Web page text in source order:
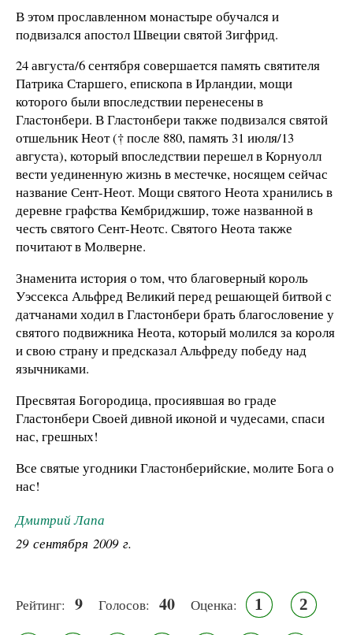
В этом прославленном монастыре обучался и
подвизался апостол Швеции святой Зигфрид.
24 августа/6 сентября совершается память святителя
Патрика Старшего, епископа в Ирландии, мощи
которого были впоследствии перенесены в
Гластонбери. В Гластонбери также подвизался святой
отшельник Неот († после 880, память 31 июля/13
августа), который впоследствии перешел в Корнуолл
вести уединенную жизнь в местечке, носящем сейчас
название Сент-Неот. Мощи святого Неота хранились в
деревне графства Кембриджшир, тоже названной в
честь святого Сент-Неотс. Святого Неота также
почитают в Молверне.
Знаменита история о том, что благоверный король
Уэссекса Альфред Великий перед решающей битвой с
датчанами ходил в Гластонбери брать благословение у
святого подвижника Неота, который молился за короля
и свою страну и предсказал Альфреду победу над
язычниками.
Пресвятая Богородица, просиявшая во граде
Гластонбери Своей дивной иконой и чудесами, спаси
нас, грешных!
Все святые угодники Гластонберийские, молите Бога о
нас!
Дмитрий Лапа
29 сентября 2009 г.
Рейтинг: 9 Голосов: 40 Оценка: 1 2